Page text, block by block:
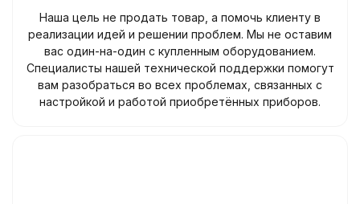
Наша цель не продать товар, а помочь клиенту в
реализации идей и решении проблем. Мы не оставим
вас один-на-один с купленным оборудованием.
Специалисты нашей технической поддержки помогут
вам разобраться во всех проблемах, связанных с
настройкой и работой приобретённых приборов.